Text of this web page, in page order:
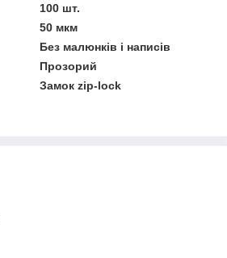
100 шт.
50 мкм
Без малюнків і написів
Прозорий
Замок zip-lock